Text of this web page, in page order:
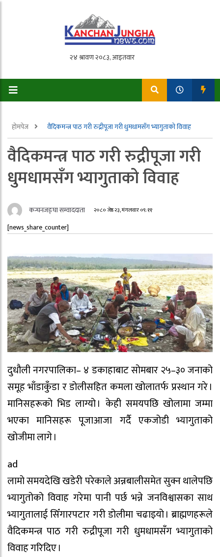
होमपेज वैदिकमन्त्र पाठ गरी रुद्रीपूजा गरी धुमधामसँग भ्यागुताको विवाह
वैदिकमन्त्र पाठ गरी रुद्रीपूजा गरी
धुमधामसँग भ्यागुताको विवाह
कन्चनजङ्घा सम्वाददाता २०८० जेष्ठ २३, मंगलवार ०९:११
[news_share_counter]
दुधौली नगरपालिका– ४ डकाहाबाट सोमबार २५–३० जनाको
समूह भाँडाकुँडा र डोलीसहित कमला खोलातर्फ प्रस्थान गरे ।
मानिसहरूको भिड लाग्यो । केही समयपछि खोलामा जम्मा
भएका मानिसहरू पूजाआजा गर्दै एकजोडी भ्यागुताको
खोजीमा लागे ।
ad
लामो समयदेखि खडेरी परेकाले अन्नबालीसमेत सुक्न थालेपछि
भ्यागुतोको विवाह गरेमा पानी पर्छ भन्ने जनविश्वासका साथ
भ्यागुतालाई सिँगारपटार गरी डोलीमा चढाइयो । ब्राह्मणहरूले
वैदिकमन्त्र पाठ गरी रुद्रीपूजा गरी धुमधामसँग भ्यागुताको
विवाह गरिदिए ।